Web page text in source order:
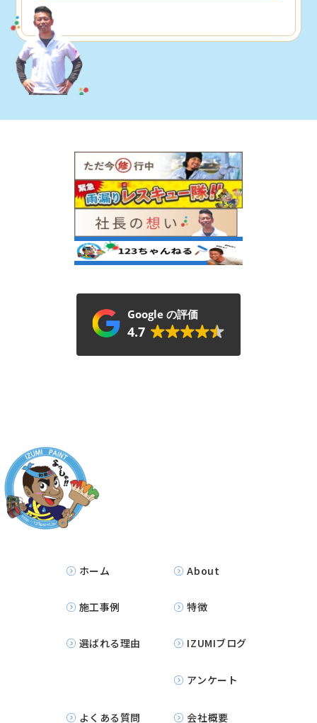
Google の評価
4.7
ホーム About
施工事例 特徴
選ばれる理由 IZUMIブログ
アンケート
よくある質問 会社概要